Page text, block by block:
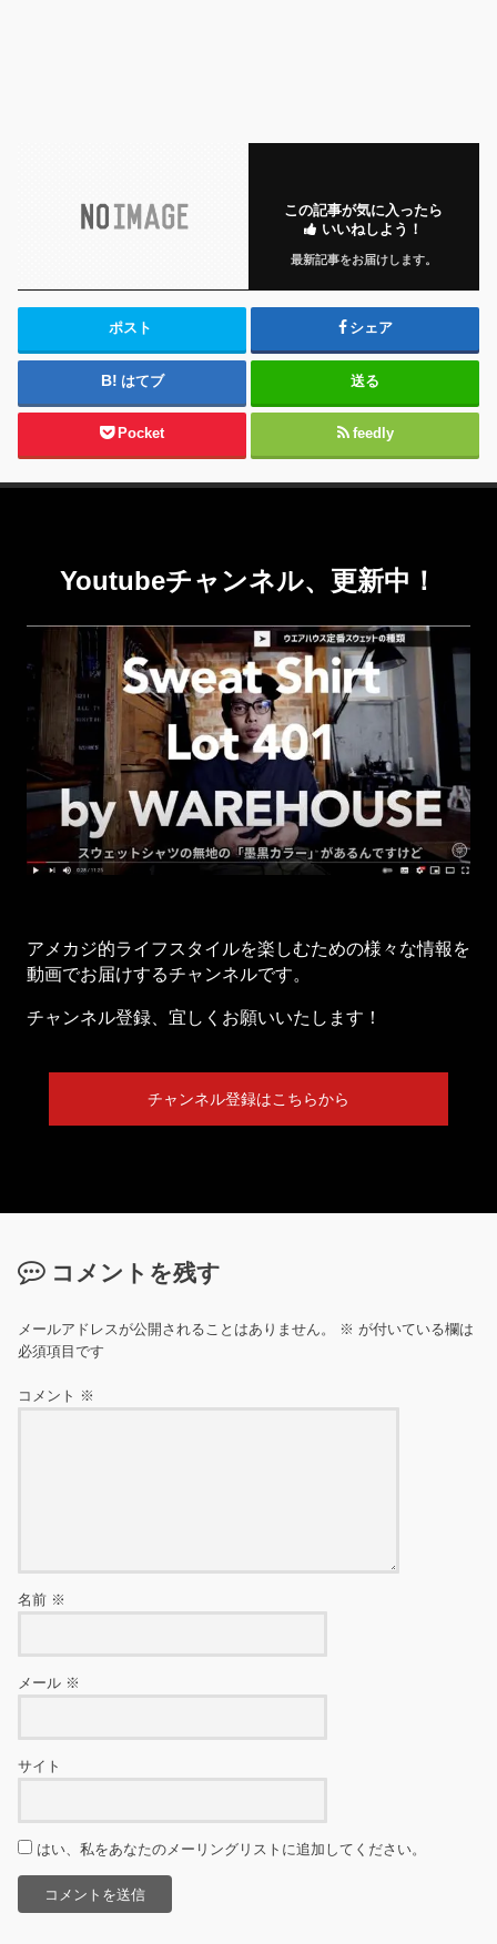
この記事が気に入ったら
いいねしよう！
最新記事をお届けします。
ポスト シェア
はてブ 送る
Pocket feedly
Youtubeチャンネル、更新中！
アメカジ的ライフスタイルを楽しむための様々な情報を
動画でお届けするチャンネルです。
チャンネル登録、宜しくお願いいたします！
チャンネル登録はこちらから
コメントを残す
メールアドレスが公開されることはありません。 ※ が付いている欄は
必須項目です
コメント ※
名前 ※
メール ※
サイト
はい、私をあなたのメーリングリストに追加してください。